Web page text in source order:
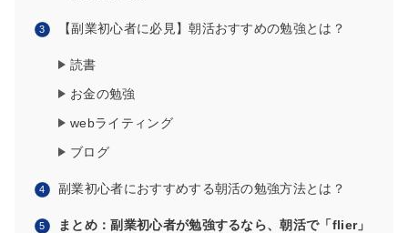
【副業初心者に必見】朝活おすすめの勉強とは？
読書
お金の勉強
webライティング
ブログ
副業初心者におすすめする朝活の勉強方法とは？
まとめ：副業初心者が勉強するなら、朝活で「flier」